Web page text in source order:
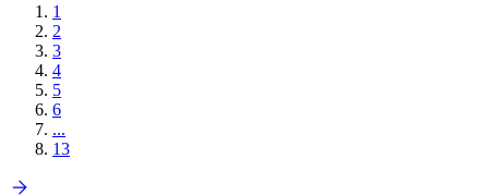
1
2
3
4
5
6
...
13